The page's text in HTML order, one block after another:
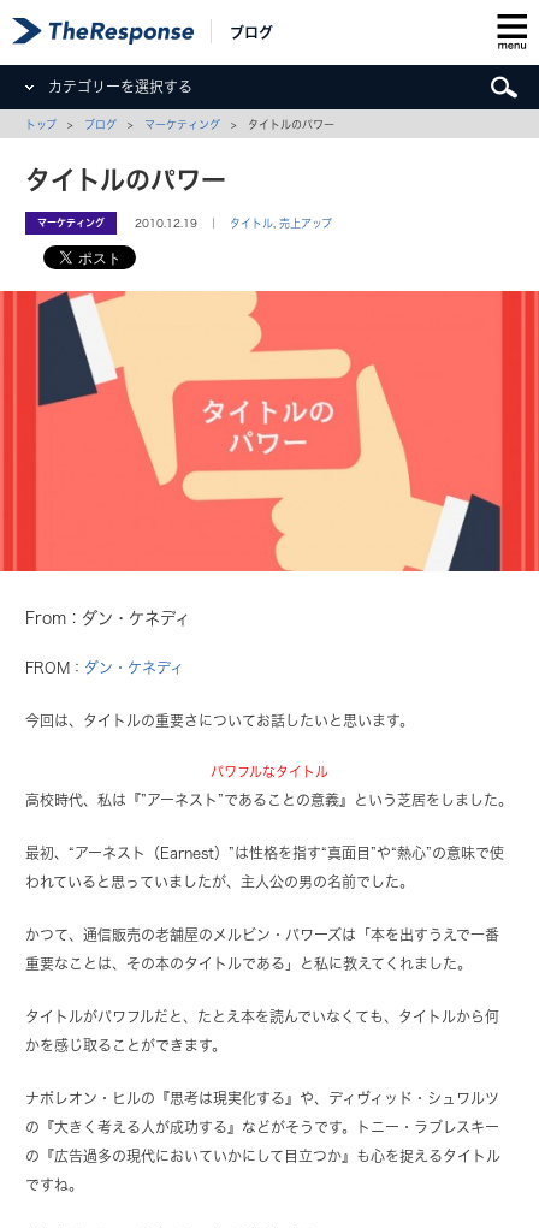
ブログ
カテゴリーを選択する
トップ > ブログ > マーケティング > タイトルのパワー
タイトルのパワー
マーケティング 2010.12.19 ｜ タイトル ,売上アップ
From：ダン・ケネディ
FROM： ダン・ケネディ
今回は、タイトルの重要さについてお話したいと思います。
パワフルなタイトル
高校時代、私は『”アーネスト”であることの意義』という芝居をしました。
最初、“アーネスト（Earnest）”は性格を指す“真面目”や“熱心”の意味で使
われていると思っていましたが、主人公の男の名前でした。
かつて、通信販売の老舗屋のメルビン・パワーズは「本を出すうえで一番
重要なことは、その本のタイトルである」と私に教えてくれました。
タイトルがパワフルだと、たとえ本を読んでいなくても、タイトルから何
かを感じ取ることができます。
ナポレオン・ヒルの『思考は現実化する』や、ディヴィッド・シュワルツ
の『大きく考える人が成功する』などがそうです。トニー・ラブレスキー
の『広告過多の現代においていかにして目立つか』も心を捉えるタイトル
ですね。